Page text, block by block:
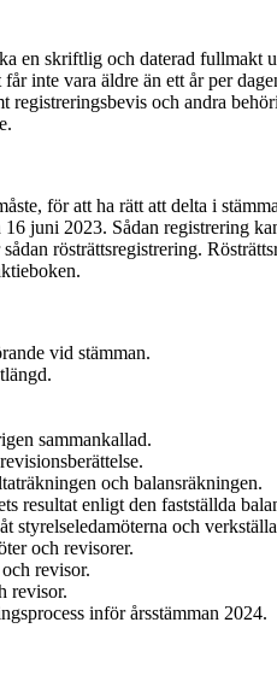
en skriftlig och daterad
inte vara äldre än ett år per
och andra
för att ha rätt att delta i
juni 2023. Sådan registrering
rösträttsregistrering.
vid stämman.
sammankallad.
och balansräkningen.
resultat enligt den fastställda
styrelseledamöterna och
och revisorer.
revisor.
revisor.
inför årsstämman 2024.